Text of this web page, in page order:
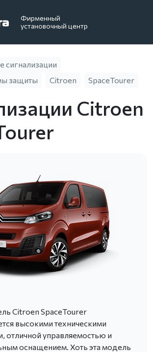
Фирменный
установочный центр
сигнализации
защиты
Citroen SpaceTourer
Citroen
Citroen SpaceTourer
высокими техническими
отличной управляемостью и
оснащением. Хоть эта модель